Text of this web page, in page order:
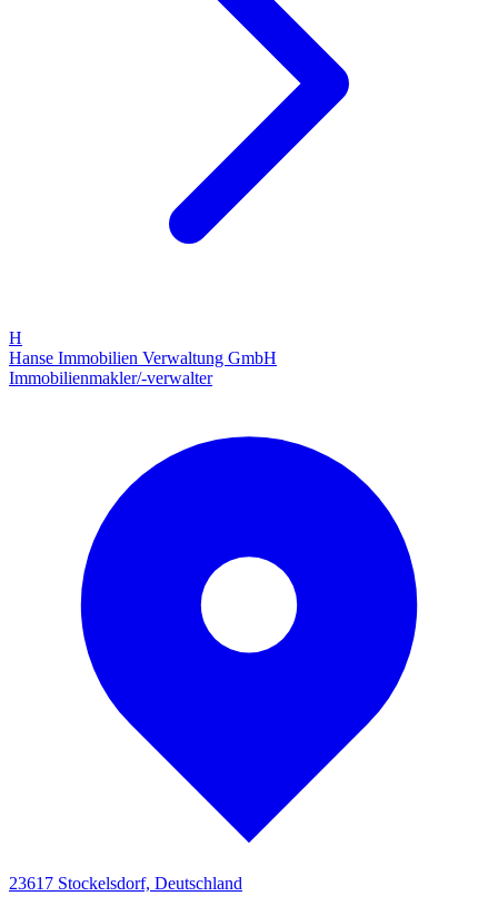
H
Hanse Immobilien Verwaltung GmbH
Immobilienmakler/-verwalter
23617 Stockelsdorf, Deutschland